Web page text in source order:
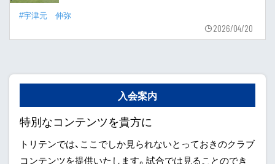
#宇津元 伸弥
2026/04/20
入会案内
特別なコンテンツを貴方に
トリテンでは、ここでしか見られないとっておきのクラブ
コンテンツを提供いたします。試合では見ることのでき